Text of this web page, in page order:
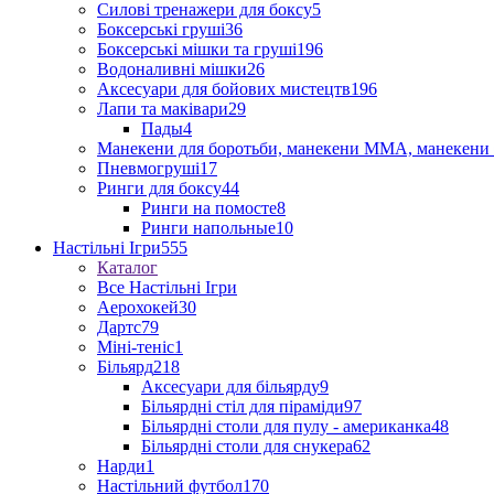
Силові тренажери для боксу5
Боксерські груші36
Боксерські мішки та груші196
Водоналивні мішки26
Аксесуари для бойових мистецтв196
Лапи та маківари29
Пады4
Манекени для боротьби, манекени ММА, манекени
Пневмогруші17
Ринги для боксу44
Ринги на помосте8
Ринги напольные10
Настільні Ігри555
Каталог
Все Настільні Ігри
Аерохокей30
Дартс79
Міні-теніс1
Більярд218
Аксесуари для більярду9
Більярдні стіл для піраміди97
Більярдні столи для пулу - американка48
Більярдні столи для снукера62
Нарди1
Настільний футбол170